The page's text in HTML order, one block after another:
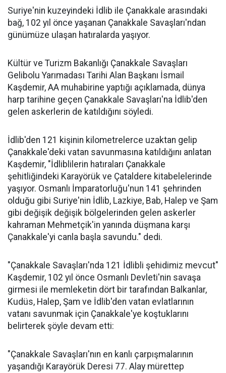
Suriye'nin kuzeyindeki İdlib ile Çanakkale arasındaki
bağ, 102 yıl önce yaşanan Çanakkale Savaşları'ndan
günümüze ulaşan hatıralarda yaşıyor.
Kültür ve Turizm Bakanlığı Çanakkale Savaşları
Gelibolu Yarımadası Tarihi Alan Başkanı İsmail
Kaşdemir, AA muhabirine yaptığı açıklamada, dünya
harp tarihine geçen Çanakkale Savaşları'na İdlib'den
gelen askerlerin de katıldığını söyledi.
İdlib'den 121 kişinin kilometrelerce uzaktan gelip
Çanakkale'deki vatan savunmasına katıldığını anlatan
Kaşdemir, "İdliblilerin hatıraları Çanakkale
şehitliğindeki Karayörük ve Çataldere kitabelelerinde
yaşıyor. Osmanlı İmparatorluğu'nun 141 şehrinden
olduğu gibi Suriye'nin İdlib, Lazkiye, Bab, Halep ve Şam
gibi değişik değişik bölgelerinden gelen askerler
kahraman Mehmetçik'in yanında düşmana karşı
Çanakkale'yi canla başla savundu." dedi.
"Çanakkale Savaşları'nda 121 İdlibli şehidimiz mevcut"
Kaşdemir, 102 yıl önce Osmanlı Devleti'nin savaşa
girmesi ile memleketin dört bir tarafından Balkanlar,
Kudüs, Halep, Şam ve İdlib'den vatan evlatlarının
vatanı savunmak için Çanakkale'ye koştuklarını
belirterek şöyle devam etti:
"Çanakkale Savaşları'nın en kanlı çarpışmalarının
yaşandığı Karayörük Deresi 77. Alay mürettep